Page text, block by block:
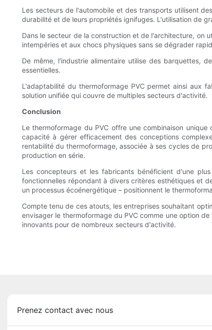
Les secteurs de l'automobile et des transports utilisent
durabilité et de leurs propriétés ignifuges. L'utilisation de
Dans le secteur de la construction et de l'architecture, on
intempéries et aux chocs physiques sans se dégrader
De même, l'industrie alimentaire utilise des barquettes,
essentielles.
L'adaptabilité du thermoformage PVC permet ainsi aux
solution unifiée qui couvre de multiples secteurs d'activité.
Conclusion
Le thermoformage du PVC offre une combinaison
capacité à gérer efficacement des conceptions
rentabilité du thermoformage, associée à ses cycles de
production en série.
Les concepteurs et les fabricants bénéficient d'une
fonctionnelles répondant à divers critères esthétiques et
un processus écoénergétique – positionnent le
Compte tenu de ces atouts, les entreprises souhaitant
envisager le thermoformage du PVC comme une option
innovants pour de nombreux secteurs d'activité.
Prenez contact avec nous